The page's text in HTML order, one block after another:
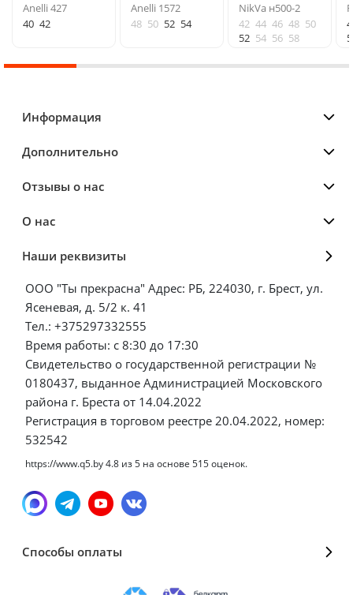
Anelli 427
40 42
Anelli 1572
48 50 52 54
NikVa н500-2
42 44 46 48 50
52 54 56 58
Информация
Дополнительно
Отзывы о нас
О нас
Наши реквизиты
ООО "Ты прекрасна" Адрес: РБ, 224030, г. Брест, ул.
Ясеневая, д. 5/2 к. 41
Тел.: +375297332555
Время работы: с 8:30 до 17:30
Свидетельство о государственной регистрации №
0180437, выданное Администрацией Московского
района г. Бреста от 14.04.2022
Регистрация в торговом реестре 20.04.2022, номер:
532542
https://www.q5.by4.8 из5 на основе 515оценок.
Способы оплаты